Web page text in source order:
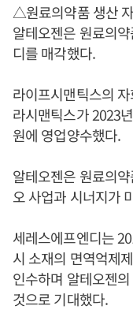
△원료의약품 생산
알테오젠은 원료의
디를 매각했다.
라이프시맨틱스의
라시맨틱스가 2023
원에 영업양수했다.
알테오젠은 원료의
오 사업과 시너지가
세레스에프엔디는
시 소재의 면역억제
인수하며 알테오젠
것으로 기대했다.